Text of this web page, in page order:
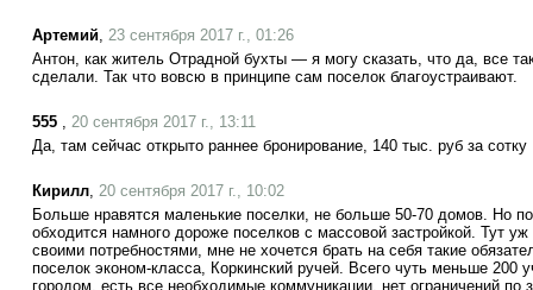
Артемий, 23 сентября 2017 г., 01:26
Антон, как житель Отрадной бухты — я могу сказать, что да, все
сделали. Так что вовсю в принципе сам поселок благоустраивают.
555 , 20 сентября 2017 г., 13:11
Да, там сейчас открыто раннее бронирование, 140 тыс. руб за сотку
Кирилл, 20 сентября 2017 г., 10:02
Больше нравятся маленькие поселки, не больше 50-70 домов. Но
обходится намного дороже поселков с массовой застройкой. Тут
своими потребностями, мне не хочется брать на себя такие
поселок эконом-класса, Коркинский ручей. Всего чуть меньше 200
городом, есть все необходимые коммуникации, нет ограничений по